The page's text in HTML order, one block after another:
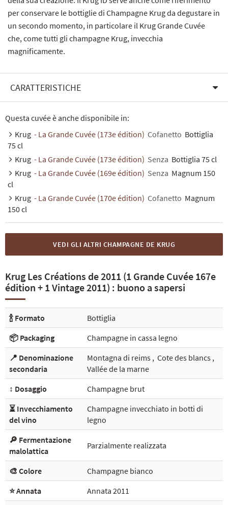
per conservare le bottiglie di Champagne Krug da degustare in
un secondo momento, in particolare il Krug Grande Cuvée
che, come tutti gli champagne Krug, invecchia
magnificamente.
CARATTERISTICHE
Questa cuvée è anche disponibile in:
Krug - La Grande Cuvée (173e édition) Cofanetto Bottiglia
75 cl
Krug - La Grande Cuvée (173e édition) Senza Bottiglia 75 cl
Krug - La Grande Cuvée (169e édition) Senza Magnum 150
cl
Krug - La Grande Cuvée (170e édition) Cofanetto Magnum
150 cl
VEDI GLI ALTRI CHAMPAGNE DE KRUG
Krug Les Créations de 2011 (1 Grande Cuvée 167e
édition + 1 Vintage 2011) : buono a sapersi
🍾 Formato
Bottiglia
📦 Packaging
Champagne in cassa legno
📍 Denominazione
secondaria
Montagna di reims , Cote des blancs ,
Vallée de la marne
↕️ Dosaggio
Champagne brut
⏳ Invecchiamento
del vino
Champagne invecchiato in botti di
legno
🔎 Fermentazione
malolattica
Parzialmente realizzata
🎨 Colore
Champagne bianco
⭐ Annata
Annata 2011